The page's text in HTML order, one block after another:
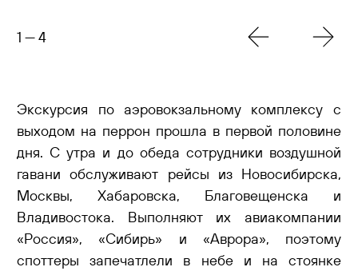
1 —4
Экскурсия по аэровокзальному комплексу с
выходом на перрон прошла в первой половине
дня. С утра и до обеда сотрудники воздушной
гавани обслуживают рейсы из Новосибирска,
Москвы, Хабаровска, Благовещенска и
Владивостока. Выполняют их авиакомпании
«Россия», «Сибирь» и «Аврора», поэтому
споттеры запечатлели в небе и на стоянке